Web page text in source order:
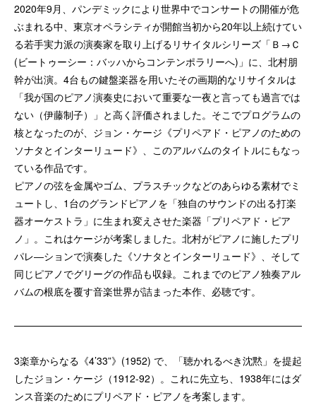
2020年9月、パンデミックにより世界中でコンサートの開催が危
ぶまれる中、東京オペラシティが開館当初から20年以上続けてい
る若手実力派の演奏家を取り上げるリサイタルシリーズ「Ｂ→Ｃ
(ビートゥーシー：バッハからコンテンポラリーへ)」に、北村朋
幹が出演。4台もの鍵盤楽器を用いたその画期的なリサイタルは
「我が国のピアノ演奏史において重要な一夜と言っても過言では
ない（伊藤制子）」と高く評価されました。そこでプログラムの
核となったのが、ジョン・ケージ《プリペアド・ピアノのための
ソナタとインターリュード》、このアルバムのタイトルにもなっ
ている作品です。
ピアノの弦を金属やゴム、プラスチックなどのあらゆる素材でミ
ュートし、1台のグランドピアノを「独自のサウンドの出る打楽
器オーケストラ」に生まれ変えさせた楽器「プリペアド・ピア
ノ」。これはケージが考案しました。北村がピアノに施したプリ
パレ―ションで演奏した《ソナタとインターリュード》、そして
同じピアノでグリーグの作品も収録。これまでのピアノ独奏アル
バムの根底を覆す音楽世界が詰まった本作、必聴です。
3楽章からなる《4’33”》(1952) で、「聴かれるべき沈黙」を提起
したジョン・ケージ（1912-92）。これに先立ち、1938年にはダ
ンス音楽のためにプリペアド・ピアノを考案します。